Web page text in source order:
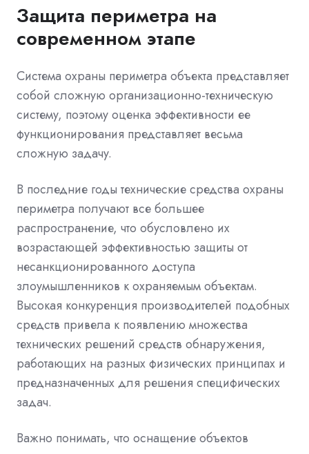
Защита периметра на
современном этапе
Система охраны периметра объекта представляет
собой сложную организационно-техническую
систему, поэтому оценка эффективности ее
функционирования представляет весьма
сложную задачу.
В последние годы технические средства охраны
периметра получают все большее
распространение, что обусловлено их
возрастающей эффективностью защиты от
несанкционированного доступа
злоумышленников к охраняемым объектам.
Высокая конкуренция производителей подобных
средств привела к появлению множества
технических решений средств обнаружения,
работающих на разных физических принципах и
предназначенных для решения специфических
задач.
Важно понимать, что оснащение объектов